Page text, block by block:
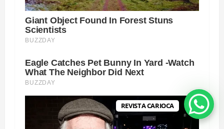
REVISTA CARIOCA